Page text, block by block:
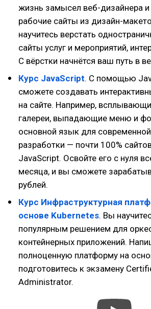
жизнь замысел веб-дизайнера
рабочие сайты из дизайн-
научитесь верстать
сайты услуг и мероприятий,
С вёрстки начнётся ваш путь в
Курс JavaScript. С помощью
сможете создавать
на сайте. Например,
галереи, выпадающие меню и
основной язык для
разработки — почти 100%
JavaScript. Освойте его с нуля
месяца, и вы сможете
рублей.
Курс Инфраструктур­ная
основе Kubernetes. Вы
популярным решением для
контейнерных приложений.
полноценную платформу на
подготовитесь к экзамену
Administrator.